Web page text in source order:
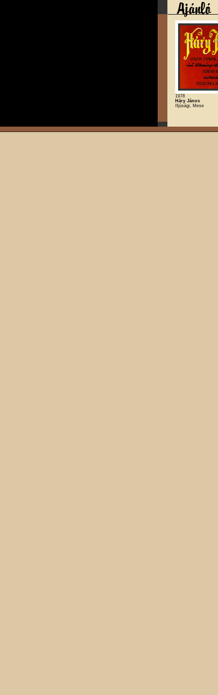
1978
Háry János
Ifjúsági, Mese